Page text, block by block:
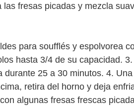
las fresas picadas y mezcla
para soufflés y espolvorea
hasta 3/4 de su capacidad.
durante 25 a 30 minutos. 4.
retira del horno y deja
algunas fresas frescas